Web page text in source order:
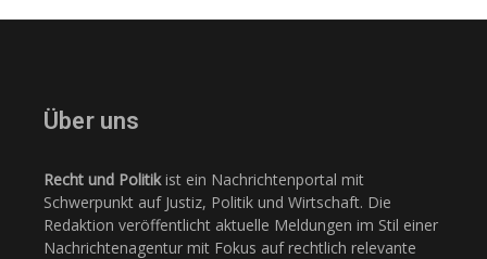
Über uns
Recht und Politikist ein Nachrichtenportal mit
Schwerpunkt auf Justiz, Politik und Wirtschaft. Die
Redaktion veröffentlicht aktuelle Meldungen im Stil einer
Nachrichtenagentur mit Fokus auf rechtlich relevante